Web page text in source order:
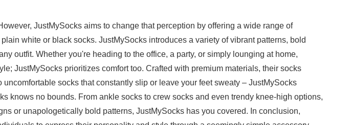
JustMySocks aims to change that perception by offering a wide range of
white or black socks. JustMySocks introduces a variety of vibrant patterns, bold
outfit. Whether you're heading to the office, a party, or simply lounging at home,
JustMySocks prioritizes comfort too. Crafted with premium materials, their socks
socks that constantly slip or leave your feet sweaty – JustMySocks
knows no bounds. From ankle socks to crew socks and even trendy knee-high options,
or unapologetically bold patterns, JustMySocks has you covered. In conclusion,